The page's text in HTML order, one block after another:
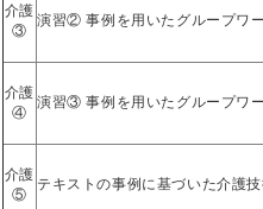
介護
③
演習② 事例を用いたグループワ
介護
④
演習③ 事例を用いたグループワ
介護
⑤
テキストの事例に基づいた介護